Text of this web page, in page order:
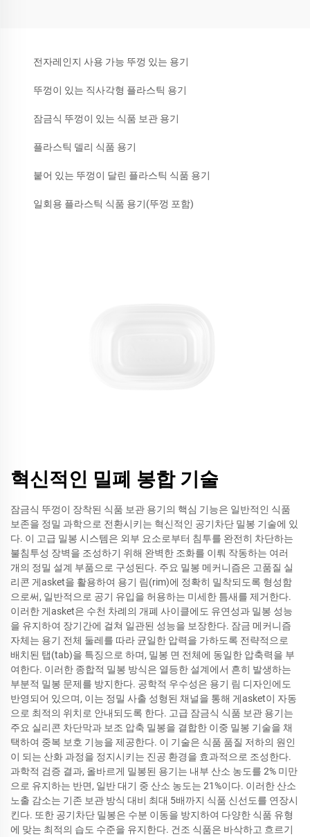
전자레인지 사용 가능 뚜껑 있는 용기
뚜껑이 있는 직사각형 플라스틱 용기
잠금식 뚜껑이 있는 식품 보관 용기
플라스틱 델리 식품 용기
붙어 있는 뚜껑이 달린 플라스틱 식품 용기
일회용 플라스틱 식품 용기(뚜껑 포함)
혁신적인 밀폐 봉합 기술
잠금식 뚜껑이 장착된 식품 보관 용기의 핵심 기능은 일반적인 식품
보존을 정밀 과학으로 전환시키는 혁신적인 공기차단 밀봉 기술에 있
다. 이 고급 밀봉 시스템은 외부 요소로부터 침투를 완전히 차단하는
불침투성 장벽을 조성하기 위해 완벽한 조화를 이뤄 작동하는 여러
개의 정밀 설계 부품으로 구성된다. 주요 밀봉 메커니즘은 고품질 실
리콘 게asket을 활용하여 용기 림(rim)에 정확히 밀착되도록 형성함
으로써, 일반적으로 공기 유입을 허용하는 미세한 틈새를 제거한다.
이러한 게asket은 수천 차례의 개폐 사이클에도 유연성과 밀봉 성능
을 유지하여 장기간에 걸쳐 일관된 성능을 보장한다. 잠금 메커니즘
자체는 용기 전체 둘레를 따라 균일한 압력을 가하도록 전략적으로
배치된 탭(tab)을 특징으로 하며, 밀봉 면 전체에 동일한 압축력을 부
여한다. 이러한 종합적 밀봉 방식은 열등한 설계에서 흔히 발생하는
부분적 밀봉 문제를 방지한다. 공학적 우수성은 용기 림 디자인에도
반영되어 있으며, 이는 정밀 사출 성형된 채널을 통해 게asket이 자동
으로 최적의 위치로 안내되도록 한다. 고급 잠금식 식품 보관 용기는
주요 실리콘 차단막과 보조 압축 밀봉을 결합한 이중 밀봉 기술을 채
택하여 중복 보호 기능을 제공한다. 이 기술은 식품 품질 저하의 원인
이 되는 산화 과정을 정지시키는 진공 환경을 효과적으로 조성한다.
과학적 검증 결과, 올바르게 밀봉된 용기는 내부 산소 농도를 2% 미만
으로 유지하는 반면, 일반 대기 중 산소 농도는 21%이다. 이러한 산소
노출 감소는 기존 보관 방식 대비 최대 5배까지 식품 신선도를 연장시
킨다. 또한 공기차단 밀봉은 수분 이동을 방지하여 다양한 식품 유형
에 맞는 최적의 습도 수준을 유지한다. 건조 식품은 바삭하고 흐르기